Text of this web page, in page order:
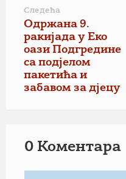
Следећа
Одржана 9.
ракијада у Еко
оази Подгредине
са подјелом
пакетића и
забавом за дјецу
0 Коментарa